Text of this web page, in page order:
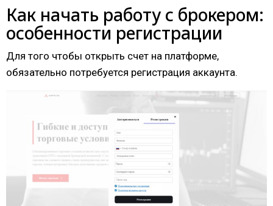
Как начать работу с брокером:
особенности регистрации
Для того чтобы открыть счет на платформе,
обязательно потребуется регистрация аккаунта.